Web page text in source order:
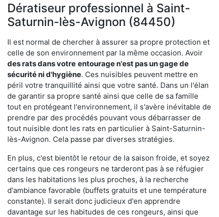
Dératiseur professionnel à Saint-
Saturnin-lès-Avignon (84450)
Il est normal de chercher à assurer sa propre protection et
celle de son environnement par la même occasion. Avoir
des rats dans votre entourage n'est pas un gage de
sécurité ni d'hygiène. Ces nuisibles peuvent mettre en
péril votre tranquillité ainsi que votre santé. Dans un l'élan
de garantir sa propre santé ainsi que celle de sa famille
tout en protégeant l'environnement, il s'avère inévitable de
prendre par des procédés pouvant vous débarrasser de
tout nuisible dont les rats en particulier à Saint-Saturnin-
lès-Avignon. Cela passe par diverses stratégies.
En plus, c'est bientôt le retour de la saison froide, et soyez
certains que ces rongeurs ne tarderont pas à se réfugier
dans les habitations les plus proches, à la recherche
d'ambiance favorable (buffets gratuits et une température
constante). Il serait donc judicieux d'en apprendre
davantage sur les habitudes de ces rongeurs, ainsi que